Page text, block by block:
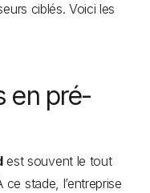
ciblés. Voici les
en pré-
est souvent le tout
stade, l’entreprise